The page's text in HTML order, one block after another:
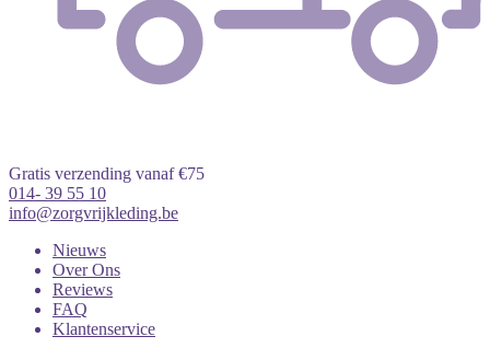
Gratis verzending vanaf €75
014- 39 55 10
info@zorgvrijkleding.be
Nieuws
Over Ons
Reviews
FAQ
Klantenservice